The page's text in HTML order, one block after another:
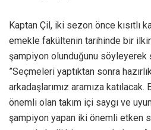
Kaptan Çil, iki sezon önce kısıtlı
emekle fakültenin tarihinde bir
şampiyon olunduğunu söyleyerek
”Seçmeleri yaptıktan sonra
arkadaşlarımız aramıza katılacak.
önemli olan takım içi saygı ve
şampiyon yapan iki önemli etken